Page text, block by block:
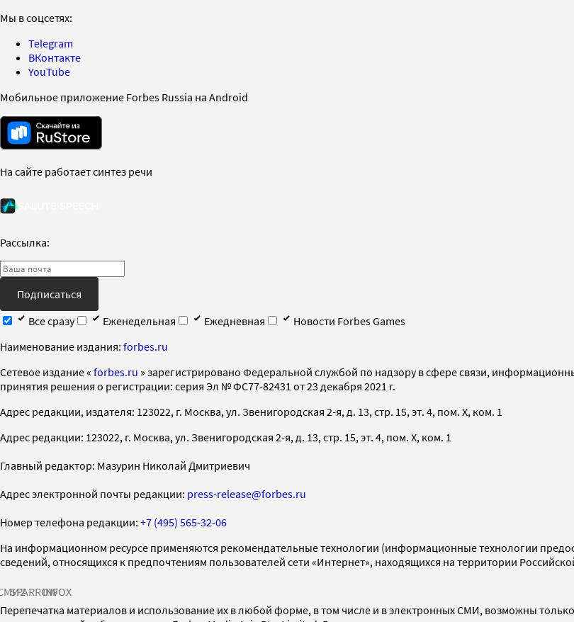
Мы в соцсетях:
Telegram
ВКонтакте
YouTube
Мобильное приложение Forbes Russia на Android
На сайте работает синтез речи
Рассылка:
Подписаться
Все сразу
Еженедельная Ежедневная
Новости Forbes Games
Наименование издания: forbes.ru
Cетевое издание « forbes.ru » зарегистрировано Федеральной службой по надзору в сфере связи,
принятия решения о регистрации: серия Эл № ФС77-82431 от 23 декабря 2021 г.
Адрес редакции, издателя: 123022, г. Москва, ул. Звенигородская 2-я, д. 13, стр. 15, эт. 4, пом. X, ком. 1
Адрес редакции: 123022, г. Москва, ул. Звенигородская 2-я, д. 13, стр. 15, эт. 4, пом. X, ком. 1
Главный редактор: Мазурин Николай Дмитриевич
Адрес электронной почты редакции: press-release@forbes.ru
Номер телефона редакции: +7 (495) 565-32-06
На информационном ресурсе применяются рекомендательные технологии (информационные технологии
сведений, относящихся к предпочтениям пользователей сети «Интернет», находящихся на территории
SPARROWINFOX
Перепечатка материалов и использование их в любой форме, в том числе и в электронных СМИ, возможны